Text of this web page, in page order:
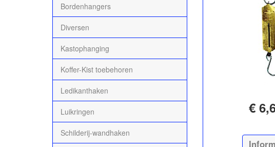
Bordenhangers
Diversen
Kastophanging
Koffer-Kist toebehoren
Ledikanthaken
Luikringen
Schilderij-wandhaken
€